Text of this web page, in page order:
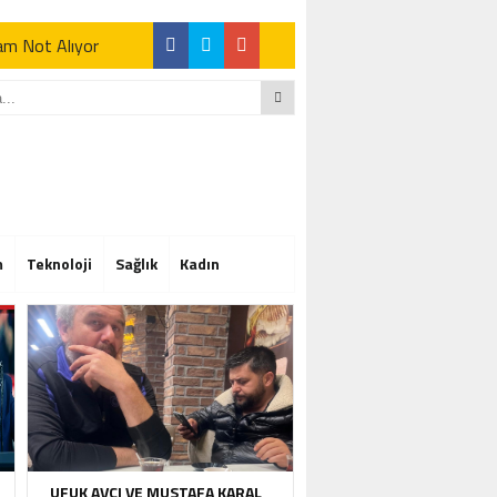
Not Alıyor
Not Alıyor
Teknoloji Sağlık Kadın
UFUK AVCI VE MUSTAFA KARAL